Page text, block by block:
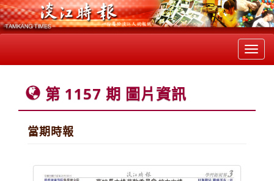
第 1157 期 圖片資訊
當期時報